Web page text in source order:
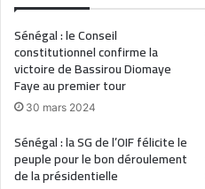
Sénégal : le Conseil
constitutionnel confirme la
victoire de Bassirou Diomaye
Faye au premier tour
30 mars 2024
Sénégal : la SG de l’OIF félicite le
peuple pour le bon déroulement
de la présidentielle